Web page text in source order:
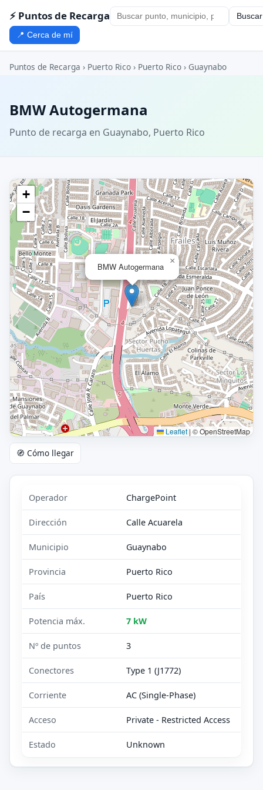
⚡ Puntos de Recarga Buscar
📍 Cerca de mí
Puntos de Recarga › Puerto Rico › Puerto Rico › Guaynabo
BMW Autogermana
Punto de recarga en Guaynabo, Puerto Rico
BMW Autogermana
×
+
−
Leaflet | © OpenStreetMap
🧭 Cómo llegar
Operador ChargePoint
Dirección Calle Acuarela
Municipio Guaynabo
Provincia Puerto Rico
País Puerto Rico
Potencia máx. 7 kW
Nº de puntos 3
Conectores Type 1 (J1772)
Corriente AC (Single-Phase)
Acceso Private - Restricted Access
Estado Unknown